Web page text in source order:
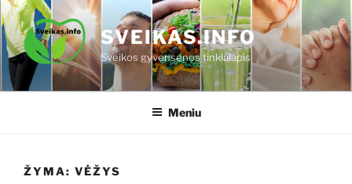
Eiti
prie
turinio
SVEIKAS.INFO
Sveikos gyvensenos tinklalapis
Meniu
ŽYMA: VĖŽYS